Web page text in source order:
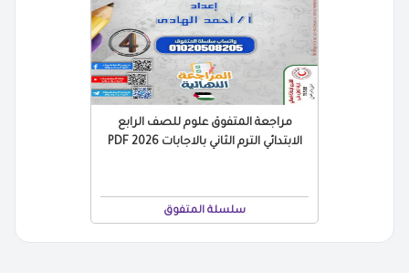
مراجعة المتفوق علوم للصف الرابع
الابتدائي الترم الثاني بالاجابات 2026 PDF
سلسلة المتفوق